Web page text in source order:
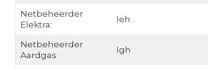
Netbeheerder
Elektra:
Ieh
Netbeheerder
Aardgas
Igh